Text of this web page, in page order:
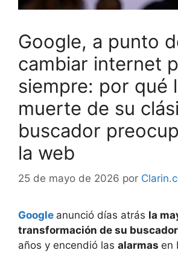
Google, a punto
cambiar internet
siempre: por qué
muerte de su
buscador
la web
25 de mayo de 2026 por
Google anunció días atrás la
transformación de su buscador
años y encendió las alarmas en